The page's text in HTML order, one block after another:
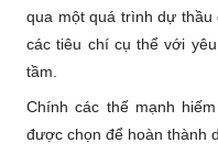
qua một quá trình dự thầu
các tiêu chí cụ thể với
tầm.
Chính các thế mạnh
được chọn để hoàn thành